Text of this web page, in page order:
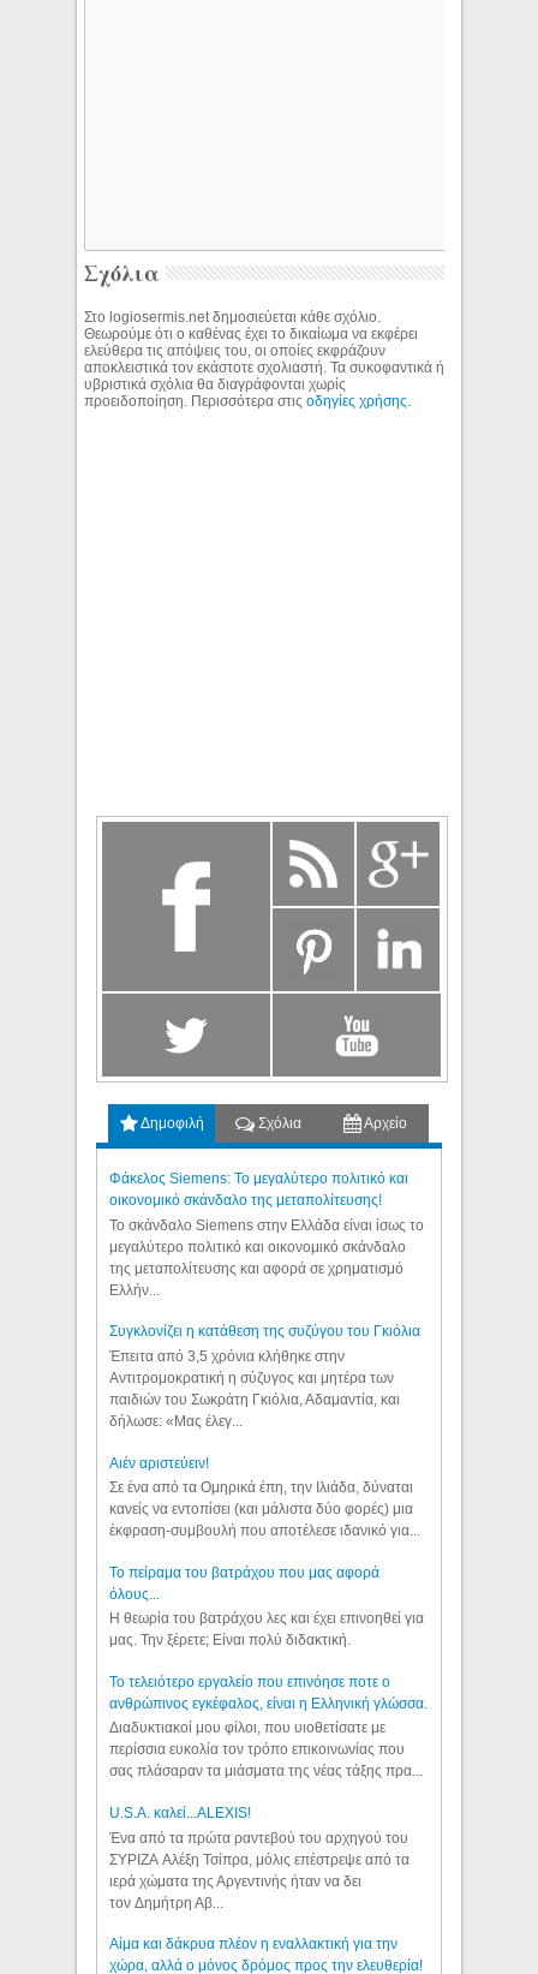
Σχόλια
Στο logiosermis.net δημοσιεύεται κάθε σχόλιο.
Θεωρούμε ότι ο καθένας έχει το δικαίωμα να εκφέρει
ελεύθερα τις απόψεις του, οι οποίες εκφράζουν
αποκλειστικά τον εκάστοτε σχολιαστή. Τα συκοφαντικά ή
υβριστικά σχόλια θα διαγράφονται χωρίς
προειδοποίηση. Περισσότερα στιςοδηγίες χρήσης.
Δημοφιλή Σχόλια Αρχείο
Φάκελος Siemens: Το μεγαλύτερο πολιτικό και
οικονομικό σκάνδαλο της μεταπολίτευσης!
Το σκάνδαλο Siemens στην Ελλάδα είναι ίσως το
μεγαλύτερο πολιτικό και οικονομικό σκάνδαλο
της μεταπολίτευσης και αφορά σε χρηματισμό
Ελλήν...
Συγκλονίζει η κατάθεση της συζύγου του Γκιόλια
Έπειτα από 3,5 χρόνια κλήθηκε στην
Αντιτρομοκρατική η σύζυγος και μητέρα των
παιδιών του Σωκράτη Γκιόλια, Αδαμαντία, και
δήλωσε: «Μας έλεγ...
Aιέν αριστεύειν!
Σε ένα από τα Ομηρικά έπη, την Ιλιάδα, δύναται
κανείς να εντοπίσει (και μάλιστα δύο φορές) μια
έκφραση-συμβουλή που αποτέλεσε ιδανικό για...
Το πείραμα του βατράχου που μας αφορά
όλους...
Η θεωρία του βατράχου λες και έχει επινοηθεί για
μας. Την ξέρετε; Είναι πολύ διδακτική.
Το τελειότερο εργαλείο που επινόησε ποτε ο
ανθρώπινος εγκέφαλος, είναι η Ελληνική γλώσσα.
Διαδυκτιακοί μου φίλοι, που υιοθετίσατε με
περίσσια ευκολία τον τρόπο επικοινωνίας που
σας πλάσαραν τα μιάσματα της νέας τάξης πρα...
U.S.A. καλεί...ALEXIS!
Ένα από τα πρώτα ραντεβού του αρχηγού του
ΣΥΡΙΖΑ Αλέξη Τσίπρα, μόλις επέστρεψε από τα
ιερά χώματα της Αργεντινής ήταν να δει
τον Δημήτρη Αβ...
Αίμα και δάκρυα πλέον η εναλλακτική για την
χώρα, αλλά ο μόνος δρόμος προς την ελευθερία!